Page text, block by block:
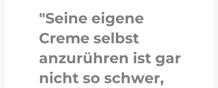
"Seine eigene
Creme selbst
anzurühren ist gar
nicht so schwer,